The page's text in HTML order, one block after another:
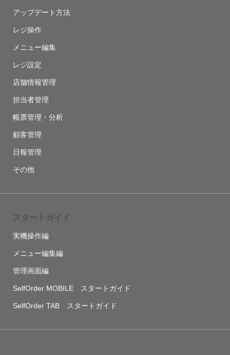
アップデート方法
レジ操作
メニュー編集
レジ設定
店舗情報管理
担当者管理
帳票管理・分析
顧客管理
日報管理
その他
スタートガイド
実機操作編
メニュー編集編
管理画面編
SelfOrder MOBILE スタートガイド
SelfOrder TAB スタートガイド